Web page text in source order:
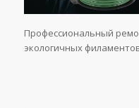
Профессиональный
экологичных